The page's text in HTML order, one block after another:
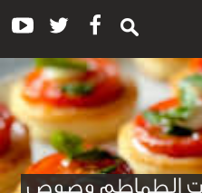
الطماطم وصوص